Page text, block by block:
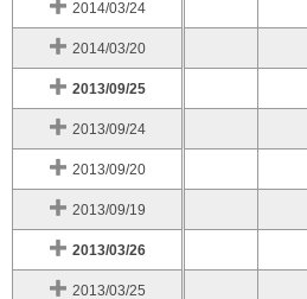
2014/03/24
2014/03/20
2013/09/25
2013/09/24
2013/09/20
2013/09/19
2013/03/26
2013/03/25